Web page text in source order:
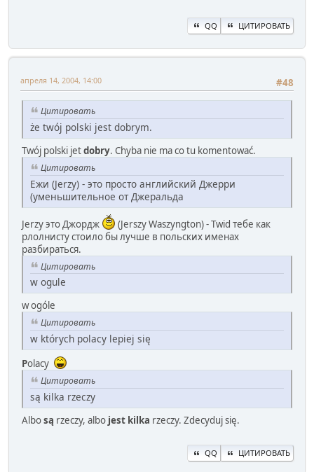
QQ ЦИТИРОВАТЬ
#48
апреля 14, 2004, 14:00
Цитировать
że twój polski jest dobrym.
Twój polski jetdobry. Chyba nie ma co tu komentować.
Цитировать
Ежи (Jerzy) - это просто английский Джерри
(уменьшительное от Джеральда
Jerzy это Джордж
(Jerszy Waszyngton) - Twid тебе как
рлолнисту стоило бы лучше в польских именах
разбираться.
Цитировать
w ogule
w ogóle
Цитировать
w których polacy lepiej się
Polacy
Цитировать
są kilka rzeczy
Albosą rzeczy, albo jest kilka rzeczy. Zdecyduj się.
QQ ЦИТИРОВАТЬ